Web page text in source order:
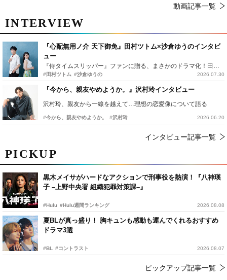
PICKUP
黒木メイサがハードなアクションで刑事役を熱演！『八神瑛
子 –上野中央署 組織犯罪対策課–』
#Hulu #Hulu週間ランキング 2026.08.08
夏BLが真っ盛り！ 胸キュンも感動も運んでくれるおすすめ
ドラマ3選
#BL #コントラスト 2026.08.07
ピックアップ記事一覧
動画記事一覧
INTERVIEW
『心配無用ノ介 天下御免』田村ツトム×沙倉ゆうのインタビ
ュー
『侍タイムスリッパー』ファンに贈る、まさかのドラマ化！田村ツトム×沙倉ゆうのが語る『心配無用ノ介』撮影秘話
#田村ツトム #沙倉ゆうの 2026.07.30
『今から、親友やめようか。』沢村玲インタビュー
沢村玲、親友から一線を越えて…理想の恋愛像について語る
#今から、親友やめようか。 #沢村玲 2026.06.20
インタビュー記事一覧